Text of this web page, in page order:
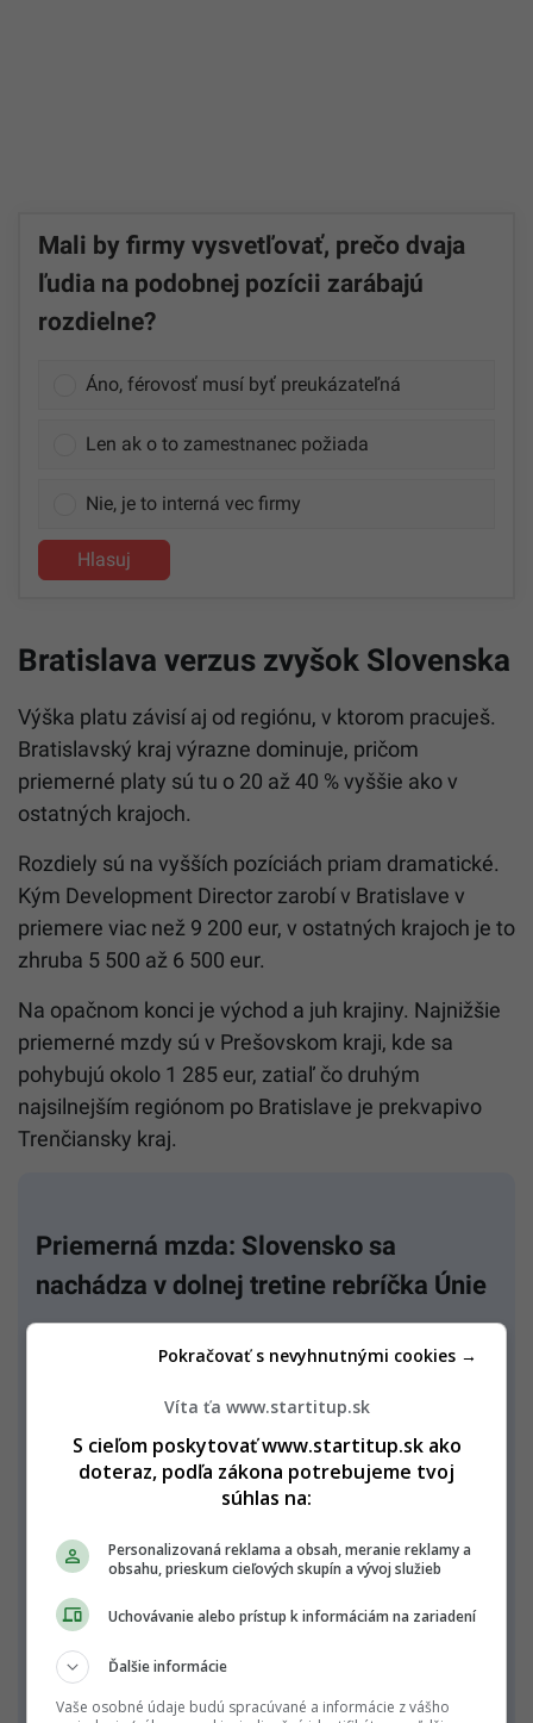
Mali by firmy vysvetľovať, prečo dvaja
ľudia na podobnej pozícii zarábajú
rozdielne?
Áno, férovosť musí byť preukázateľná
Len ak o to zamestnanec požiada
Nie, je to interná vec firmy
Hlasuj
Bratislava verzus zvyšok Slovenska
Výška platu závisí aj od regiónu, v ktorom pracuješ.
Bratislavský kraj výrazne dominuje, pričom
priemerné platy sú tu o 20 až 40 % vyššie ako v
ostatných krajoch.
Rozdiely sú na vyšších pozíciách priam dramatické.
Kým Development Director zarobí v Bratislave v
priemere viac než 9 200 eur, v ostatných krajoch je to
zhruba 5 500 až 6 500 eur.
Na opačnom konci je východ a juh krajiny. Najnižšie
priemerné mzdy sú v Prešovskom kraji, kde sa
pohybujú okolo 1 285 eur, zatiaľ čo druhým
najsilnejším regiónom po Bratislave je prekvapivo
Trenčiansky kraj.
Priemerná mzda: Slovensko sa
nachádza v dolnej tretine rebríčka Únie
výraznejší. Podľa údajov siete
EURES
vychádza z Eurostatu, dosiahla priemerná ročná
mzda v celej EÚ približne 39 800 eur, čo bol
medziročný nárast o 5,2 %.
ekonomiky. Najviac si zarobia zamestnanci v
Luxembursku s takmer 83-tisíc eurami ročne,
nasleduje Dánsko s vyše 71-tisíc a Írsko so
zhruba 61-tisíc eurami.
Slovensko sa nachádza na opačnom konci. S
Víta ťa www.startitup.sk
S cieľom poskytovať www.startitup.sk ako
doteraz, podľa zákona potrebujeme tvoj
súhlas na:
Personalizovaná reklama a obsah, meranie reklamy a
obsahu, prieskum cieľových skupín a vývoj služieb
Uchovávanie alebo prístup k informáciám na zariadení
Ďalšie informácie
Vaše osobné údaje budú spracúvané a informácie z vášho
Pokračovať s nevyhnutnými cookies →